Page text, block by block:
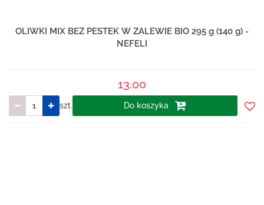
OLIWKI MIX BEZ PESTEK W ZALEWIE BIO 295 g (140 g) -
NEFELI
13.00
szt. Do koszyka